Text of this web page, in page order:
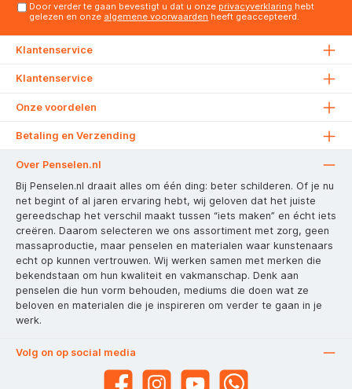
Door verder te gaan bevestigt u dat u onze privacyverklaring hebt
gelezen en onze algemene voorwaarden heeft geaccepteerd.
Klantenservice
Klantenservice
Onze voordelen
Betaling en Verzending
Over Penselen.nl
Bij Penselen.nl draait alles om één ding: beter schilderen. Of je nu
net begint of al jaren ervaring hebt, wij geloven dat het juiste
gereedschap het verschil maakt tussen “iets maken” en écht iets
creëren. Daarom selecteren we ons assortiment met zorg, geen
massaproductie, maar penselen en materialen waar kunstenaars
echt op kunnen vertrouwen. Wij werken samen met merken die
bekendstaan om hun kwaliteit en vakmanschap. Denk aan
penselen die hun vorm behouden, mediums die doen wat ze
beloven en materialen die je inspireren om verder te gaan in je
werk.
Volg on op social media